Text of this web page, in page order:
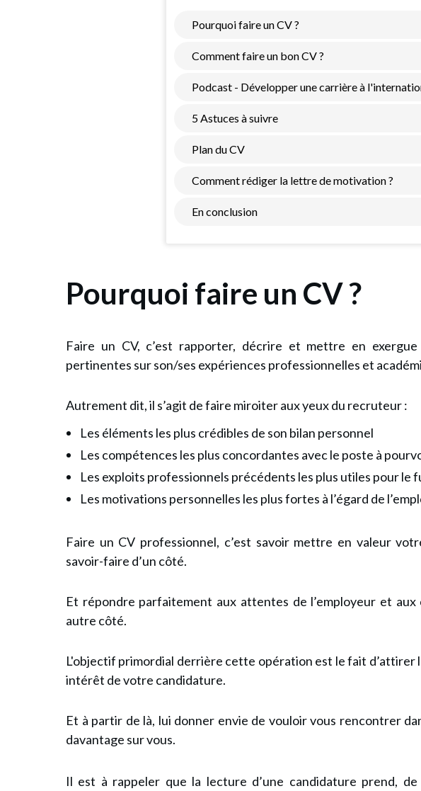
Pourquoi faire un CV ?
Comment faire un bon CV ?
Podcast - Développer une carrière à
5 Astuces à suivre
Plan du CV
Comment rédiger la lettre de motivation ?
En conclusion
Pourquoi faire un CV ?
Faire un CV, c’est rapporter, décrire et mettre en
pertinentes sur son/ses expériences professionnelles et
Autrement dit, il s’agit de faire miroiter aux yeux du recruteur :
Les éléments les plus crédibles de son bilan personnel
Les compétences les plus concordantes avec le poste à
Les exploits professionnels précédents les plus utiles pour le
Les motivations personnelles les plus fortes à l’égard de
Faire un CV professionnel, c’est savoir mettre en valeur
savoir-faire d’un côté.
Et répondre parfaitement aux attentes de l’employeur et aux
autre côté.
L'objectif primordial derrière cette opération est le fait d’attirer
intérêt de votre candidature.
Et à partir de là, lui donner envie de vouloir vous rencontrer
davantage sur vous.
Il est à rappeler que la lecture d’une candidature prend,